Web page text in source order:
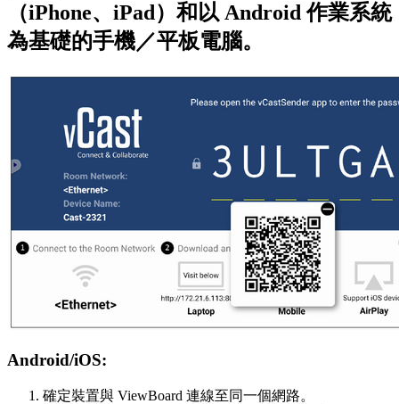
（iPhone、iPad）和以 Android 作業系統
為基礎的手機／平板電腦。
Android/iOS:
確定裝置與 ViewBoard 連線至同一個網路。